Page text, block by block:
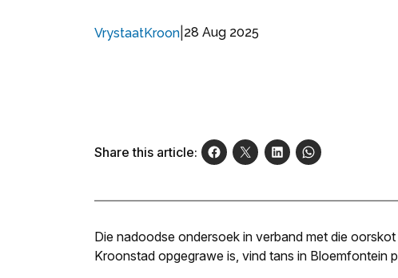
VrystaatKroon 28 Aug 2025
Share this article:
Die nadoodse ondersoek in verband met die
Kroonstad opgegrawe is, vind tans in Bloemfontein